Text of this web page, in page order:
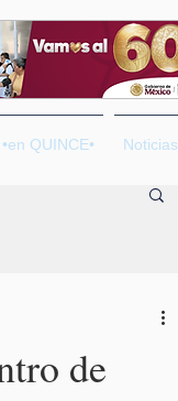
•en QUINCE• Noticias
de